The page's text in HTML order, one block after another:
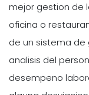
mejor gestion de
oficina o
de un sistema de
analisis del
desempeno